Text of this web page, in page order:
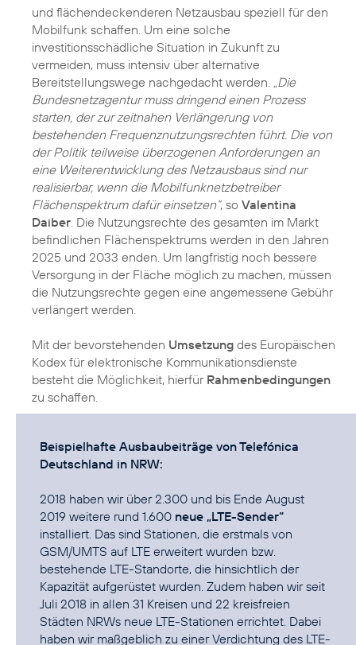
und flächendeckenderen Netzausbau speziell für den
Mobilfunk schaffen. Um eine solche
investitionsschädliche Situation in Zukunft zu
vermeiden, muss intensiv über alternative
Bereitstellungswege nachgedacht werden.
„Die
Bundesnetzagentur muss dringend einen Prozess
starten, der zur zeitnahen Verlängerung von
bestehenden Frequenznutzungsrechten führt. Die von
der Politik teilweise überzogenen Anforderungen an
eine Weiterentwicklung des Netzausbaus sind nur
realisierbar, wenn die Mobilfunknetzbetreiber
Flächenspektrum dafür einsetzen“, so Valentina
Daiber . Die Nutzungsrechte des gesamten im Markt
befindlichen Flächenspektrums werden in den Jahren
2025 und 2033 enden. Um langfristig noch bessere
Versorgung in der Fläche möglich zu machen, müssen
die Nutzungsrechte gegen eine angemessene Gebühr
verlängert werden.
Mit der bevorstehenden Umsetzung des Europäischen
Kodex für elektronische Kommunikationsdienste
besteht die Möglichkeit, hierfür Rahmenbedingungen
zu schaffen.
Beispielhafte Ausbaubeiträge von Telefónica
Deutschland in NRW:
2018 haben wir über 2.300 und bis Ende August
2019 weitere rund 1.600 neue „LTE-Sender“
installiert. Das sind Stationen, die erstmals von
GSM/UMTS auf LTE erweitert wurden bzw.
bestehende LTE-Standorte, die hinsichtlich der
Kapazität aufgerüstet wurden. Zudem haben wir seit
Juli 2018 in allen 31 Kreisen und 22 kreisfreien
Städten NRWs neue LTE-Stationen errichtet. Dabei
haben wir maßgeblich zu einer Verdichtung des LTE-